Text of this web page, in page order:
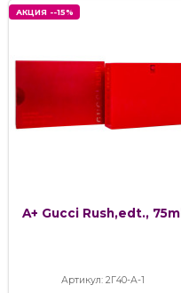
АКЦИЯ --15%
A+ Gucci Rush,edt., 75ml
Артикул: 2Г40-А-1